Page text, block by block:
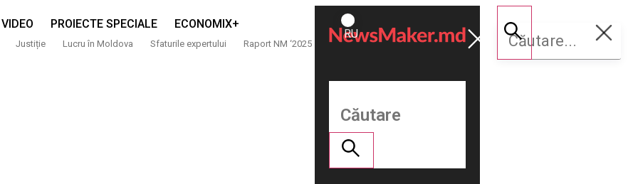
VIDEO PROIECTE SPECIALE ECONOMIX+
Justiție Lucru în Moldova Sfaturile expertului Raport NM ‘2025
ROMÂNĂ
RU
Susține
NM